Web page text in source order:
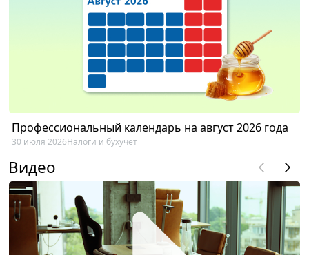
Профессиональный календарь на август 2026 года
30 июля 2026Налоги и бухучет
Видео